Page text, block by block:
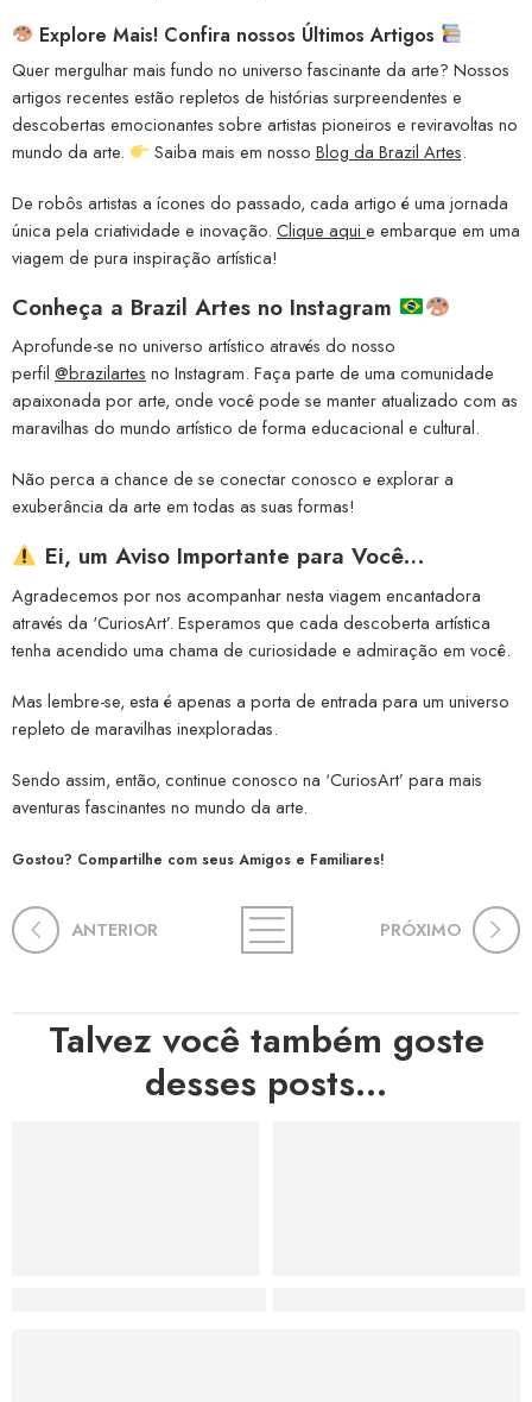
Explore Mais! Confira nossos Últimos Artigos
Quer mergulhar mais fundo no universo fascinante da arte? Nossos
artigos recentes estão repletos de histórias surpreendentes e
descobertas emocionantes sobre artistas pioneiros e reviravoltas no
mundo da arte.
Saiba mais em nosso Blog da Brazil Artes.
De robôs artistas a ícones do passado, cada artigo é uma jornada
única pela criatividade e inovação. Clique aqui e embarque em uma
viagem de pura inspiração artística!
Conheça a Brazil Artes no Instagram
Aprofunde-se no universo artístico através do nosso
perfil @brazilartes no Instagram. Faça parte de uma comunidade
apaixonada por arte, onde você pode se manter atualizado com as
maravilhas do mundo artístico de forma educacional e cultural.
Não perca a chance de se conectar conosco e explorar a
exuberância da arte em todas as suas formas!
Ei, um Aviso Importante para Você…
Agradecemos por nos acompanhar nesta viagem encantadora
através da ‘CuriosArt’. Esperamos que cada descoberta artística
tenha acendido uma chama de curiosidade e admiração em você.
Mas lembre-se, esta é apenas a porta de entrada para um universo
repleto de maravilhas inexploradas.
Sendo assim, então, continue conosco na ‘CuriosArt’ para mais
aventuras fascinantes no mundo da arte.
Gostou? Compartilhe com seus Amigos e Familiares!
ANTERIOR PRÓXIMO
Talvez você também goste
desses posts...